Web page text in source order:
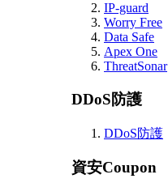
IP-guard
Worry Free
Data Safe
Apex One
ThreatSonar
DDoS防護
DDoS防護
資安Coupon